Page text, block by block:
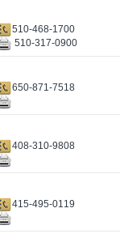
510-468-1700
510-317-0900
650-871-7518
408-310-9808
415-495-0119